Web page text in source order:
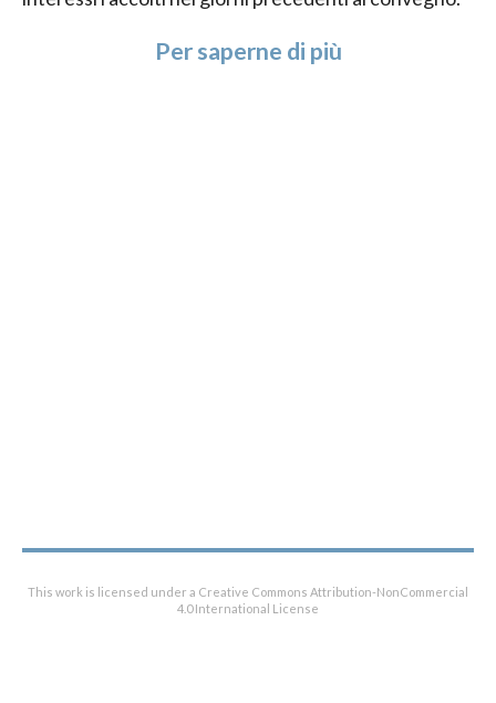
Per saperne di più
This work is licensed under a Creative Commons Attribution-NonCommercial
4.0 International License